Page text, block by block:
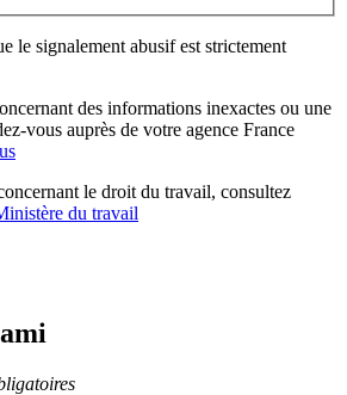
le signalement abusif est strictement
des informations inexactes ou une
vous auprès de votre agence France
le droit du travail, consultez
du travail